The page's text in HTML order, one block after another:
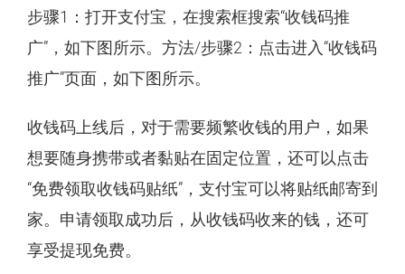
步骤1：打开支付宝，在搜索框搜索“收钱码推
广”，如下图所示。方法/步骤2：点击进入“收钱码
推广”页面，如下图所示。
收钱码上线后，对于需要频繁收钱的用户，如果
想要随身携带或者黏贴在固定位置，还可以点击
“免费领取收钱码贴纸”，支付宝可以将贴纸邮寄到
家。申请领取成功后，从收钱码收来的钱，还可
享受提现免费。